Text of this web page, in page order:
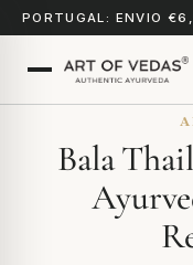
PORTUGAL: ENVIO
Bala